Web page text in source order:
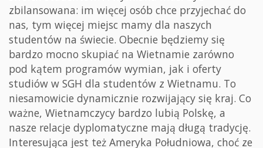
zbilansowana: im więcej osób chce przyjechać do
nas, tym więcej miejsc mamy dla naszych
studentów na świecie. Obecnie będziemy się
bardzo mocno skupiać na Wietnamie zarówno
pod kątem programów wymian, jak i oferty
studiów w SGH dla studentów z Wietnamu. To
niesamowicie dynamicznie rozwijający się kraj. Co
ważne, Wietnamczycy bardzo lubią Polskę, a
nasze relacje dyplomatyczne mają długą tradycję.
Interesująca jest też Ameryka Południowa, choć ze